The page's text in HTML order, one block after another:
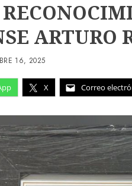
ARTURO
X Correo
16, 2025